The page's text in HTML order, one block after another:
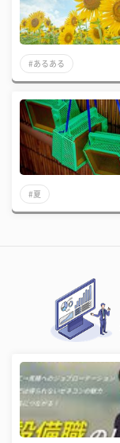
#あるある
#夏